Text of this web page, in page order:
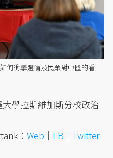
何衝擊選情及民眾對中國的看
大學拉斯維加斯分校政治
：Web ｜ FB ｜Twitter